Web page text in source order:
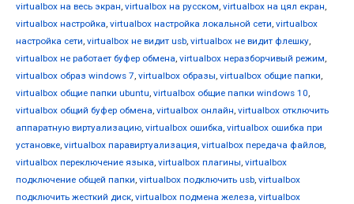
virtualbox на весь экран, virtualbox на русском, virtualbox на цял екран,
virtualbox настройка, virtualbox настройка локальной сети, virtualbox
настройка сети, virtualbox не видит usb, virtualbox не видит флешку,
virtualbox не работает буфер обмена, virtualbox неразборчивый режим,
virtualbox образ windows 7, virtualbox образы, virtualbox общие папки,
virtualbox общие папки ubuntu, virtualbox общие папки windows 10,
virtualbox общий буфер обмена, virtualbox онлайн, virtualbox отключить
аппаратную виртуализацию, virtualbox ошибка, virtualbox ошибка при
установке, virtualbox паравиртуализация, virtualbox передача файлов,
virtualbox переключение языка, virtualbox плагины, virtualbox
подключение общей папки, virtualbox подключить usb, virtualbox
подключить жесткий диск, virtualbox подмена железа, virtualbox